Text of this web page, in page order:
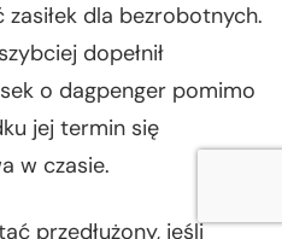
dla bezrobotnych.
dopełnił
o dagpenger pomimo
jej termin się
w czasie.
przedłużony, jeśli